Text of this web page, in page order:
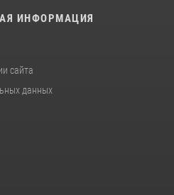
ИНФОРМАЦИЯ
сайта
данных